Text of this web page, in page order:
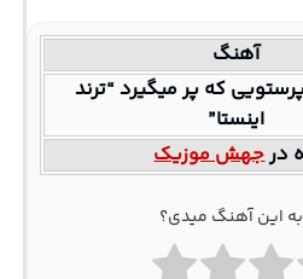
آهنگ
که پر میگیرد “ترند
اینستا”
درجهش موزیک
به این آهنگ میدی؟